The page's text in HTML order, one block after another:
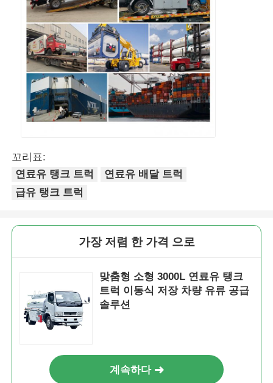
꼬리표:
연료유 탱크 트럭
연료유 배달 트럭
급유 탱크 트럭
가장 저렴 한 가격 으로
맞춤형 소형 3000L 연료유 탱크
트럭 이동식 저장 차량 유류 공급
솔루션
계속하다